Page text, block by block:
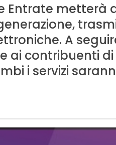
Entrate metterà
A
ai contribuenti di
i servizi